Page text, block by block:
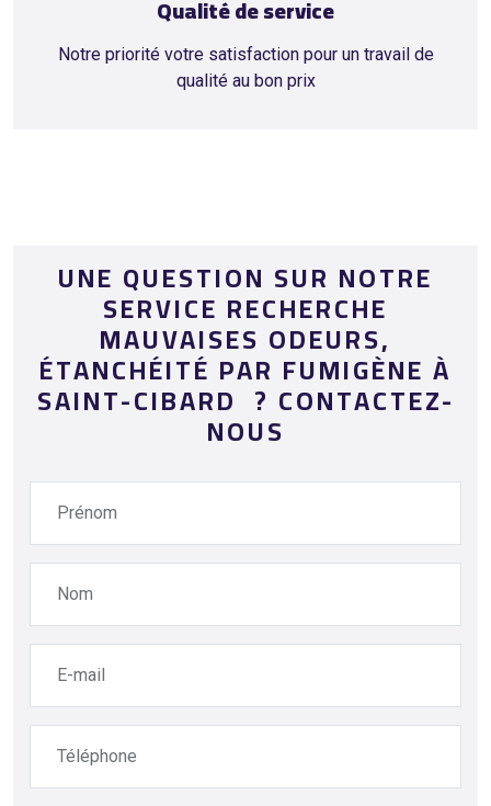
Qualité de service
Notre priorité votre satisfaction pour un travail de
qualité au bon prix
UNE QUESTION SUR NOTRE
SERVICE RECHERCHE
MAUVAISES ODEURS,
ÉTANCHÉITÉ PAR FUMIGÈNE À
SAINT-CIBARD ? CONTACTEZ-
NOUS
Prénom
Nom
E-mail
Téléphone